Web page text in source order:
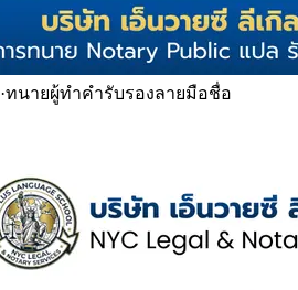
·ทนายผู้ทำคำรับรองลายมือชื่อ